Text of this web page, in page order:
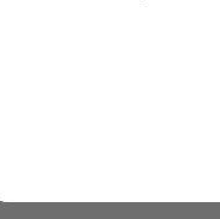
28/06/2024 À